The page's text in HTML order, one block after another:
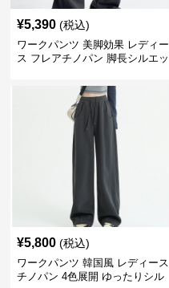
¥5,390 (税込)
ワークパンツ 美脚効果 レディー
ス フレアチノパン 脚長シルエッ
¥5,800 (税込)
ワークパンツ 韓国風 レディース
チノパン 4色展開 ゆったりシル